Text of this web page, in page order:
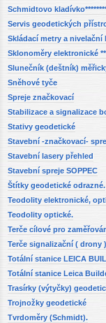
Schmidtovo
Servis geodetických
Skládací metry a nivelační
Sklonoměry elektronické
Slunečník (deštník)
Sněhové tyče
Spreje značkovací
Stabilizace a signalizace
Stativy geodetické
Stavební -značkovací-
Stavební lasery přehled
Stavební spreje SOPPEC
Štítky geodetické odrazné.
Teodolity elektronické,
Teodolity optické.
Terče cílové pro
Terče signalizační (
Totální stanice LEICA
Totální stanice Leica
Trasírky (výtyčky)
Trojnožky geodetické
Tvrdoměry (Schmidt).